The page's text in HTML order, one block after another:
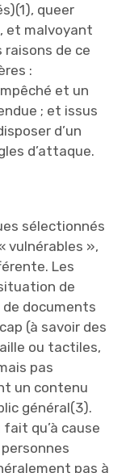
queer
et malvoyant
raisons de ce
:
et un
; et issus
d’un
d’attaque.
sélectionnés
vulnérables »,
Les
de
documents
(à savoir des
ou tactiles,
pas
un contenu
général(3).
qu’à cause
pas à